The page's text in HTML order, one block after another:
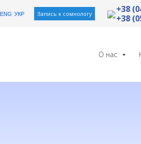
ENG УКР Запись к сомнологу
+38
+38
О нас